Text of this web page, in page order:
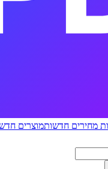
מחירים חדשותמוצרים